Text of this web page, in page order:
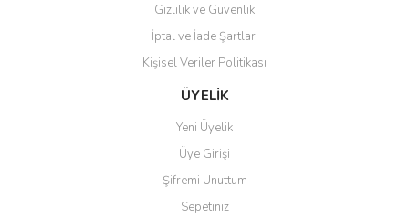
Gizlilik ve Güvenlik
İptal ve İade Şartları
Kişisel Veriler Politikası
ÜYELİK
Yeni Üyelik
Üye Girişi
Şifremi Unuttum
Sepetiniz